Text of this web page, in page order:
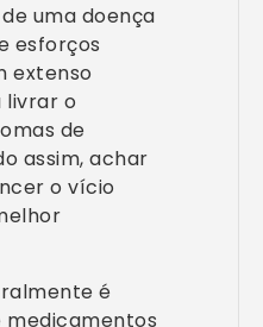
uma doença
esforços
extenso
o
de
assim, achar
o vício
é